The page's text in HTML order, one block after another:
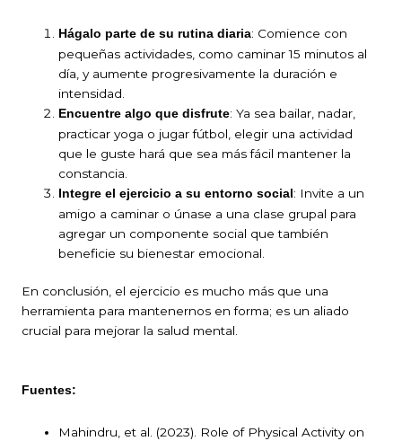
Hágalo parte de su rutina diaria: Comience con
pequeñas actividades, como caminar 15 minutos al
día, y aumente progresivamente la duración e
intensidad.
Encuentre algo que disfrute: Ya sea bailar, nadar,
practicar yoga o jugar fútbol, elegir una actividad
que le guste hará que sea más fácil mantener la
constancia.
Integre el ejercicio a su entorno social : Invite a un
amigo a caminar o únase a una clase grupal para
agregar un componente social que también
beneficie su bienestar emocional.
En conclusión, el ejercicio es mucho más que una
herramienta para mantenernos en forma; es un aliado
crucial para mejorar la salud mental.
Fuentes:
Mahindru, et al. (2023). Role of Physical Activity on